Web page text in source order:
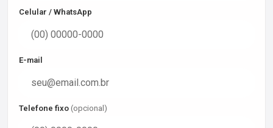
Celular / WhatsApp
E-mail
Telefone fixo (opcional)